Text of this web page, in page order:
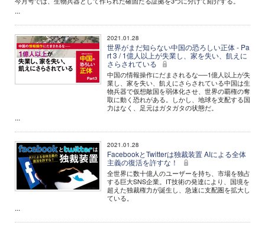
...
2021.01.28
世界がまだ知らない中国の恐ろしい正体 - Pa
rt 3 / 1億人以上が失業し、家を失い、飢えに
さらされている
中国の情報操作にだまされるな──1億人以上が失
業し、家を失い、飢えにさらされている中国は生
物兵器で仮想敵国を弱体化させ、世界の覇権の奪
取に動く恐れがある。しかし、地球を支配する国
力はなく、足元はガタガタの状態だ。
...
2021.01.28
FacebookとTwitterは独裁装置 AIによる全体
主義の復活を許すな！
全世界に数十億人のユーザーを持ち、市場を独占
する巨大SNS企業。IT技術の発達により、国境を
超えた独裁権力が誕生し、急速に支配圏を拡大し
ている。
...